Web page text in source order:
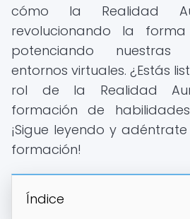
cómo la Realidad
revolucionando la
potenciando nuestras
entornos virtuales. ¿Estás
rol de la Realidad
formación de
¡Sigue leyendo y
formación!
Índice